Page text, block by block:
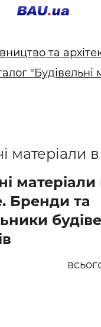
та
"Будівельні
матеріали
матеріали
Бренди та